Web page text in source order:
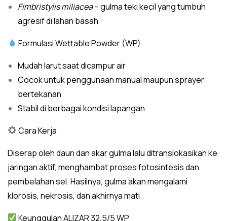
Fimbristylis miliacea– gulma teki kecil yang tumbuh
agresif di lahan basah
Formulasi Wettable Powder (WP)
Mudah larut saat dicampur air
Cocok untuk penggunaan manual maupun sprayer
bertekanan
Stabil di berbagai kondisi lapangan
Cara Kerja
Diserap oleh daun dan akar gulma lalu ditranslokasikan ke
jaringan aktif, menghambat proses fotosintesis dan
pembelahan sel. Hasilnya, gulma akan mengalami
klorosis, nekrosis, dan akhirnya mati.
Keunggulan ALIZAR 32,5/5 WP